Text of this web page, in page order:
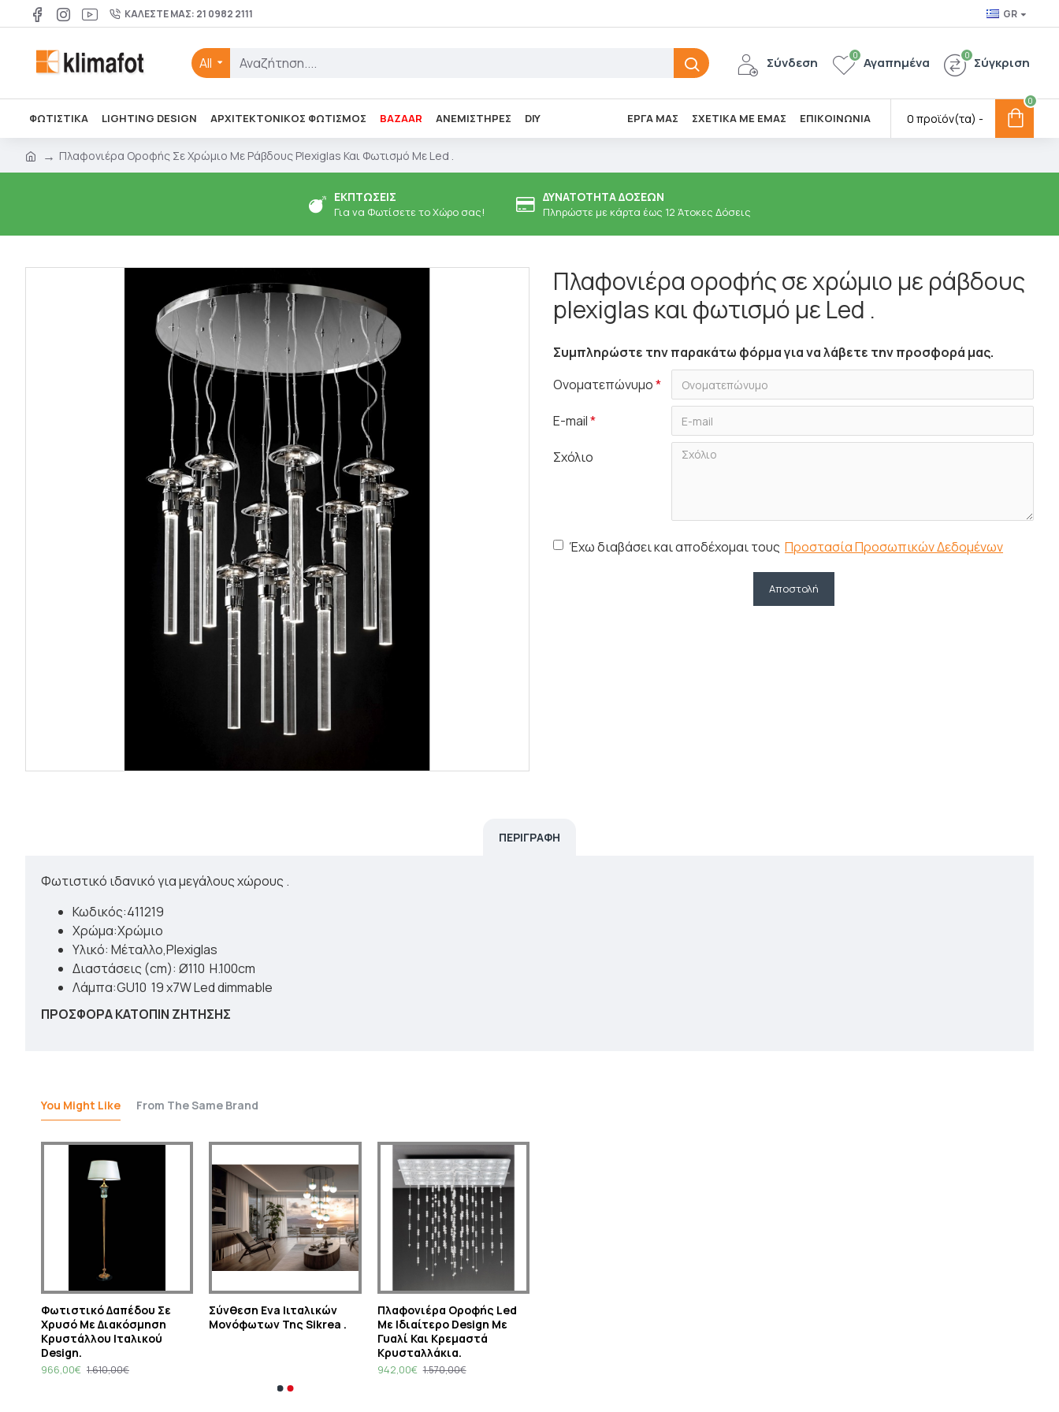
ΚΑΛΈΣΤΕ ΜΑΣ: 21 0982 2111 GR
All Σύνδεση Αγαπημένα
0 Σύγκριση
0
ΦΩΤΙΣΤΙΚΑ LIGHTING DESIGN ΑΡΧΙΤΕΚΤΟΝΙΚΌΣ ΦΩΤΙΣΜΌΣ BAZAAR ΑΝΕΜΙΣΤΉΡΕΣ DIY ΈΡΓΑ ΜΑΣ ΣΧΕΤΙΚΑ ΜΕ ΕΜΑΣ ΕΠΙΚΟΙΝΩΝΙΑ 0 προϊόν(τα) -
0
Πλαφονιέρα Οροφής Σε Χρώμιο Με Ράβδους Plexiglas Και Φωτισμό Με Led .
ΕΚΠΤΏΣΕΙΣ
Για να Φωτίσετε το Χώρο σας!
ΔΥΝΑΤΌΤΗΤΑ ΔΌΣΕΩΝ
Πληρώστε με κάρτα έως 12 Άτοκες Δόσεις
Πλαφονιέρα οροφής σε χρώμιο με ράβδους
plexiglas και φωτισμό με Led .
Συμπληρώστε την παρακάτω φόρμα για να λάβετε την προσφορά μας.
Ονοματεπώνυμο
E-mail
Σχόλιο
Έχω διαβάσει και αποδέχομαι τους Προστασία Προσωπικών Δεδομένων
Αποστολή
ΠΕΡΙΓΡΑΦΗ
Φωτιστικό ιδανικό για μεγάλους χώρους .
Κωδικός:411219
Χρώμα:Χρώμιο
Υλικό: Μέταλλο,Plexiglas
Διαστάσεις (cm): Ø110 H.100cm
Λάμπα:GU10 19 x7W Led dimmable
ΠΡΟΣΦΟΡΑ ΚΑΤΟΠΙΝ ΖΗΤΗΣΗΣ
You Might Like From The Same Brand
Φωτιστικό Δαπέδου Σε
Χρυσό Με Διακόσμηση
Κρυστάλλου Ιταλικού
Design.
966,00€ 1.610,00€
Σύνθεση Εva Iιταλικών
Μονόφωτων Της Sikrea .
Πλαφονιέρα Οροφής Led
Με Ιδιαίτερο Design Με
Γυαλί Και Κρεμαστά
Κρυσταλλάκια.
942,00€ 1.570,00€